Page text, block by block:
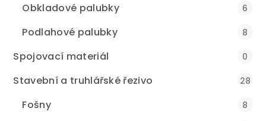
Obkladové palubky 6
Podlahové palubky 8
Spojovací materiál 0
Stavební a truhlářské řezivo 28
Fošny 8